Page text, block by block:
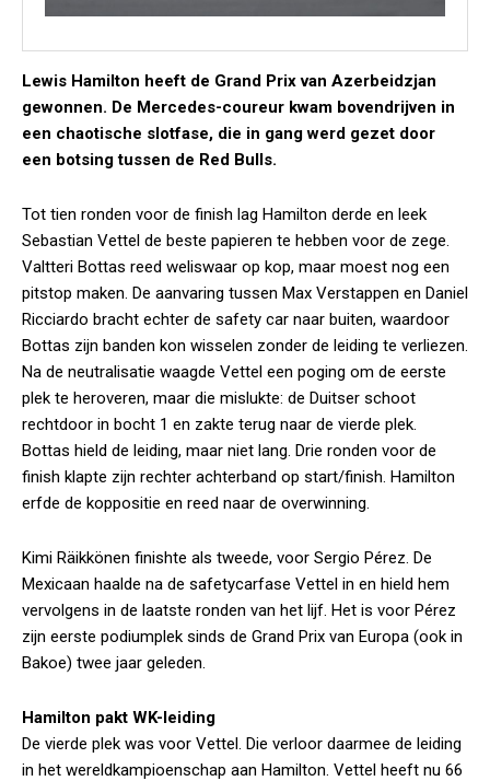
Lewis Hamilton heeft de Grand Prix van Azerbeidzjan
gewonnen. De Mercedes-coureur kwam bovendrijven in
een chaotische slotfase, die in gang werd gezet door
een botsing tussen de Red Bulls.
Tot tien ronden voor de finish lag Hamilton derde en leek
Sebastian Vettel de beste papieren te hebben voor de zege.
Valtteri Bottas reed weliswaar op kop, maar moest nog een
pitstop maken. De aanvaring tussen Max Verstappen en Daniel
Ricciardo bracht echter de safety car naar buiten, waardoor
Bottas zijn banden kon wisselen zonder de leiding te verliezen.
Na de neutralisatie waagde Vettel een poging om de eerste
plek te heroveren, maar die mislukte: de Duitser schoot
rechtdoor in bocht 1 en zakte terug naar de vierde plek.
Bottas hield de leiding, maar niet lang. Drie ronden voor de
finish klapte zijn rechter achterband op start/finish. Hamilton
erfde de koppositie en reed naar de overwinning.
Kimi Räikkönen finishte als tweede, voor Sergio Pérez. De
Mexicaan haalde na de safetycarfase Vettel in en hield hem
vervolgens in de laatste ronden van het lijf. Het is voor Pérez
zijn eerste podiumplek sinds de Grand Prix van Europa (ook in
Bakoe) twee jaar geleden.
Hamilton pakt WK-leiding
De vierde plek was voor Vettel. Die verloor daarmee de leiding
in het wereldkampioenschap aan Hamilton. Vettel heeft nu 66